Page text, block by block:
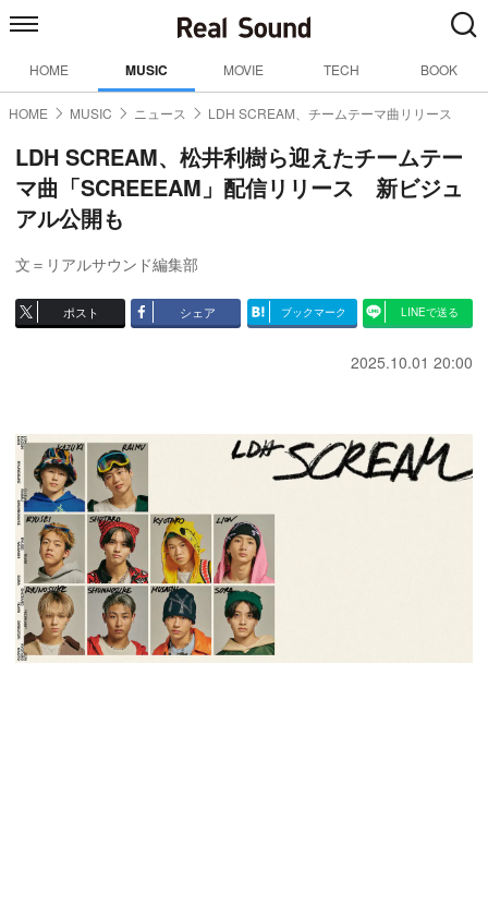
HOME MUSIC MOVIE TECH BOOK
HOME MUSIC ニュース LDH SCREAM、チームテーマ曲リリース
LDH SCREAM、松井利樹ら迎えたチームテー
マ曲「SCREEEAM」配信リリース 新ビジュ
アル公開も
文＝リアルサウンド編集部
ポスト シェア ブックマーク LINEで送る
2025.10.01 20:00